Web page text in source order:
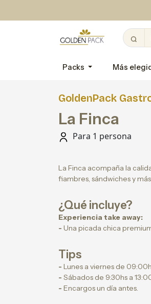
Packs Más
GoldenPack
La Finca
Para 1 persona
La Finca acompaña la
fiambres, sándwiches y
¿Qué incluye?
Experiencia take away:
- Una picada chica
Tips
- Lunes a viernes de
- Sábados de 9:30hs a
- Encargos un día antes.